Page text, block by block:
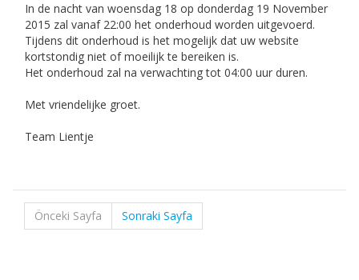
In de nacht van woensdag 18 op donderdag 19 November
2015 zal vanaf 22:00 het onderhoud worden uitgevoerd.
Tijdens dit onderhoud is het mogelijk dat uw website
kortstondig niet of moeilijk te bereiken is.
Het onderhoud zal na verwachting tot 04:00 uur duren.
Met vriendelijke groet.
Team Lientje
Önceki Sayfa Sonraki Sayfa